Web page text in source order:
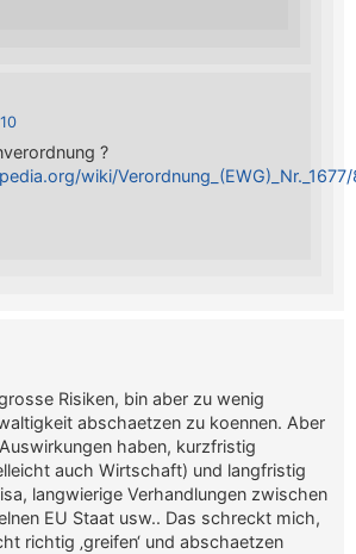
?
wiki/
Risiken, bin aber zu wenig
abschaetzen zu koennen. Aber
haben, kurzfristig
auch Wirtschaft) und langfristig
langwierige Verhandlungen zwischen
EU Staat usw.. Das schreckt mich,
richtig ‚greifen‘ und abschaetzen